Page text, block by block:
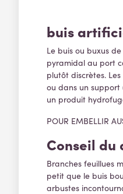
buis
Le buis ou buxus de
pyramidal au port
plutôt discrètes.
ou dans un
un produit
POUR EMBELLIR
Conseil
Branches feuillues
petit que le buis
arbustes